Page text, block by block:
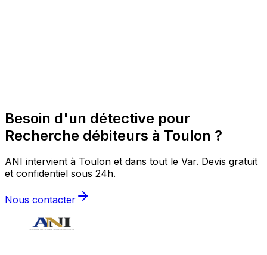
Besoin d'un détective pour
Recherche débiteurs à Toulon ?
ANI intervient à Toulon et dans tout le Var. Devis gratuit
et confidentiel sous 24h.
Nous contacter